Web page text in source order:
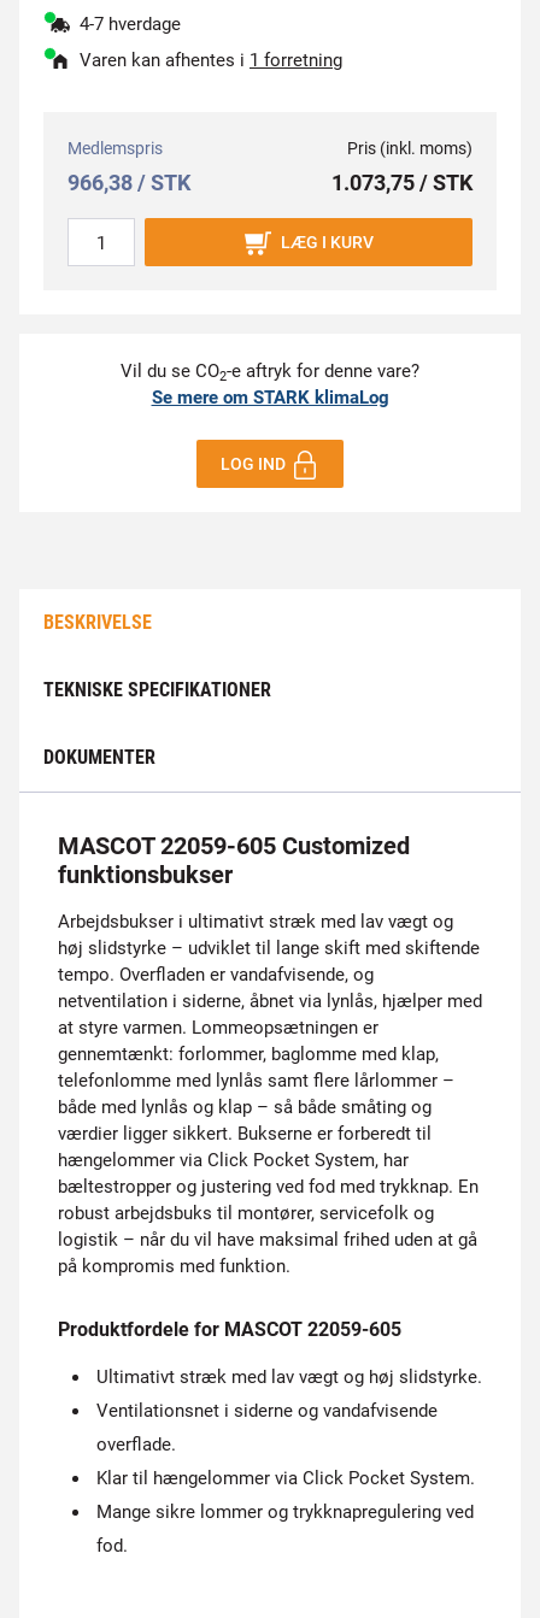
4-7 hverdage
Varen kan afhentes i 1 forretning
Medlemspris
966,38 / STK
Pris (inkl. moms)
1.073,75 / STK
LÆG I KURV
Vil du se CO2-e aftryk for denne vare?
Se mere om STARK klimaLog
LOG IND
BESKRIVELSE
TEKNISKE SPECIFIKATIONER
DOKUMENTER
MASCOT 22059-605 Customized
funktionsbukser
Arbejdsbukser i ultimativt stræk med lav vægt og
høj slidstyrke – udviklet til lange skift med skiftende
tempo. Overfladen er vandafvisende, og
netventilation i siderne, åbnet via lynlås, hjælper med
at styre varmen. Lommeopsætningen er
gennemtænkt: forlommer, baglomme med klap,
telefonlomme med lynlås samt flere lårlommer –
både med lynlås og klap – så både småting og
værdier ligger sikkert. Bukserne er forberedt til
hængelommer via Click Pocket System, har
bæltestropper og justering ved fod med trykknap. En
robust arbejdsbuks til montører, servicefolk og
logistik – når du vil have maksimal frihed uden at gå
på kompromis med funktion.
Produktfordele for MASCOT 22059-605
Ultimativt stræk med lav vægt og høj slidstyrke.
Ventilationsnet i siderne og vandafvisende
overflade.
Klar til hængelommer via Click Pocket System.
Mange sikre lommer og trykknapregulering ved
fod.